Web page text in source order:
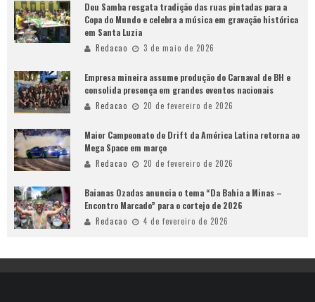
Deu Samba resgata tradição das ruas pintadas para a
Copa do Mundo e celebra a música em gravação histórica
em Santa Luzia
Redacao 3 de maio de 2026
Empresa mineira assume produção do Carnaval de BH e
consolida presença em grandes eventos nacionais
Redacao 20 de fevereiro de 2026
Maior Campeonato de Drift da América Latina retorna ao
Mega Space em março
Redacao 20 de fevereiro de 2026
Baianas Ozadas anuncia o tema “Da Bahia a Minas –
Encontro Marcado” para o cortejo de 2026
Redacao 4 de fevereiro de 2026